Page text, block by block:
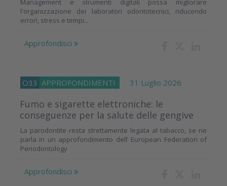
Management e strumenti digitali possa migliorare
l'organizzazione dei laboratori odontotecnici, riducendo
errori, stress e tempi...
Approfondisci
O33 APPROFONDIMENTI 31 Luglio 2026
Fumo e sigarette elettroniche: le
conseguenze per la salute delle gengive
La parodontite resta strettamente legata al tabacco, se ne
parla in un approfondimento dell’ European Federation of
Periodontology
Approfondisci